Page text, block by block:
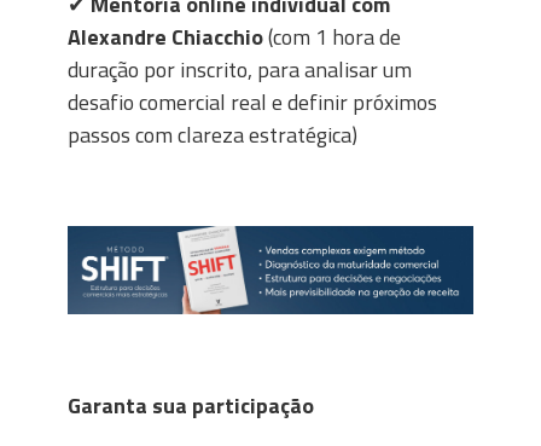
Alexandre Chiacchio(com 1 hora de
duração por inscrito, para analisar um
desafio comercial real e definir próximos
passos com clareza estratégica)
Garanta sua participação